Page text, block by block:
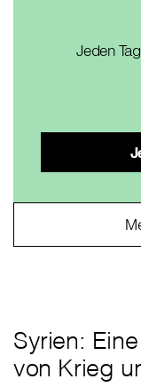
Jeden
Syrien:
von Krieg